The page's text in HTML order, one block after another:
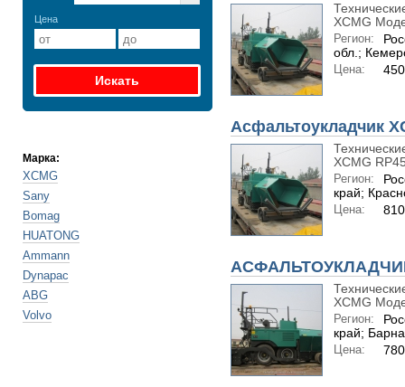
Цена
Марка:
XCMG
Sany
Bomag
HUATONG
Ammann
Dynapac
ABG
Volvo
XCMG
Регион:
обл.;
Цена:
Асфальтоукладчик
XCMG
Регион:
край;
Цена:
XCMG
Регион:
край;
Цена: